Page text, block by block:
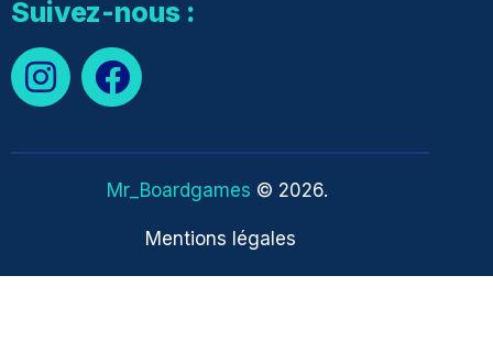
Suivez-nous :
Mr_Boardgames © 2026.
Mentions légales